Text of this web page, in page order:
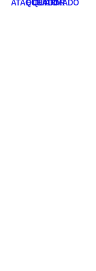
ECUADOR
ATAQUE ARMADO
QUITO